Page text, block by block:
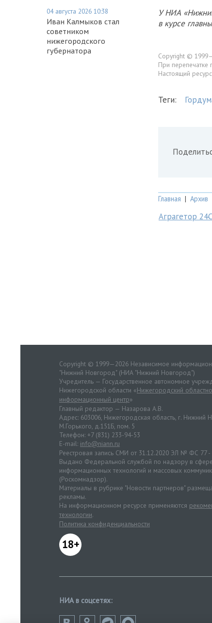
04 августа 2026 10:38
Иван Калмыков стал
советником
нижегородского
губернатора
У НИА
в курсе
Copyright ©
При перепечатке
Настоящий
Теги:
Главная | Архив
Аграгетор
Copyright © 1999—2026 Независимое
"Нижний Новгород" (НИА "Нижний Новгород")
Учредитель — Государственное автономное
Нижегородской области «Нижегородский
информационный центр»
Главный редактор — Назарова А.В.
Адрес: 603006, Нижегородская область, г. Нижний
М.Горького, д.151Б, пом. 5
Телефон: +7 (831) 233-94-53
E-mail: info@niann.ru
Реестровая запись СМИ от 31.12.2020 ЭЛ № ФС 77 -
Выдано Федеральной службой по надзору в
информационных технологий и массовых
(Роскомнадзор).
Материалы в рубрике "Новости партнеров"
рекламы.
На информационном ресурсе применяются
технологии.
Политика конфиденциальности
18+
НИА в соцсетях: